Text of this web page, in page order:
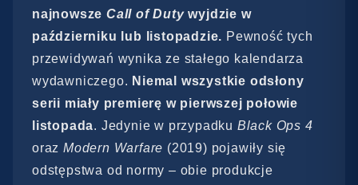
najnowsze Call of Dutywyjdzie w
październiku lub listopadzie. Pewność tych
przewidywań wynika ze stałego kalendarza
wydawniczego. Niemal wszystkie odsłony
serii miały premierę w pierwszej połowie
listopada. Jedynie w przypadku Black Ops 4
oraz Modern Warfare (2019) pojawiły się
odstępstwa od normy – obie produkcje